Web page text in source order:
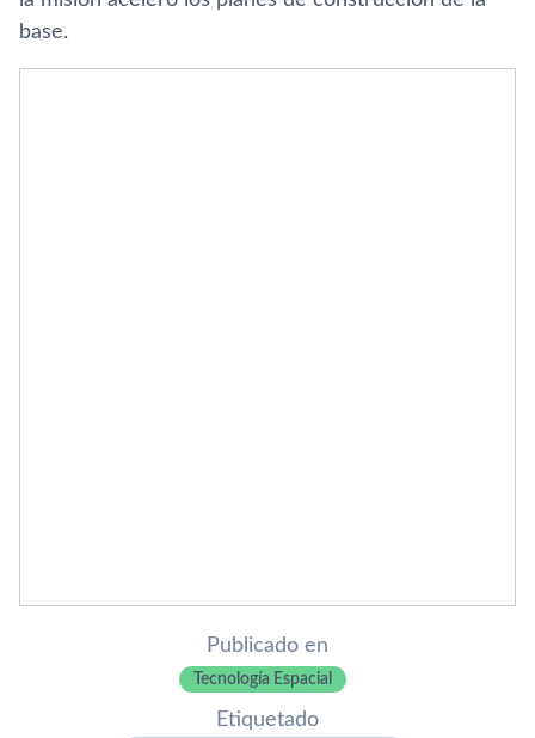
base.
Publicado en
Tecnología Espacial
Etiquetado